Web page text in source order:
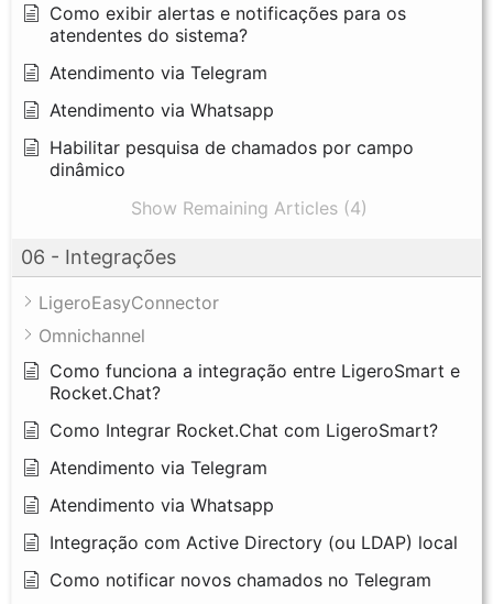
Como exibir alertas e notificações para os
atendentes do sistema?
Atendimento via Telegram
Atendimento via Whatsapp
Habilitar pesquisa de chamados por campo
dinâmico
Show Remaining Articles (4)
06 - Integrações
LigeroEasyConnector
Omnichannel
Como funciona a integração entre LigeroSmart e
Rocket.Chat?
Como Integrar Rocket.Chat com LigeroSmart?
Atendimento via Telegram
Atendimento via Whatsapp
Integração com Active Directory (ou LDAP) local
Como notificar novos chamados no Telegram